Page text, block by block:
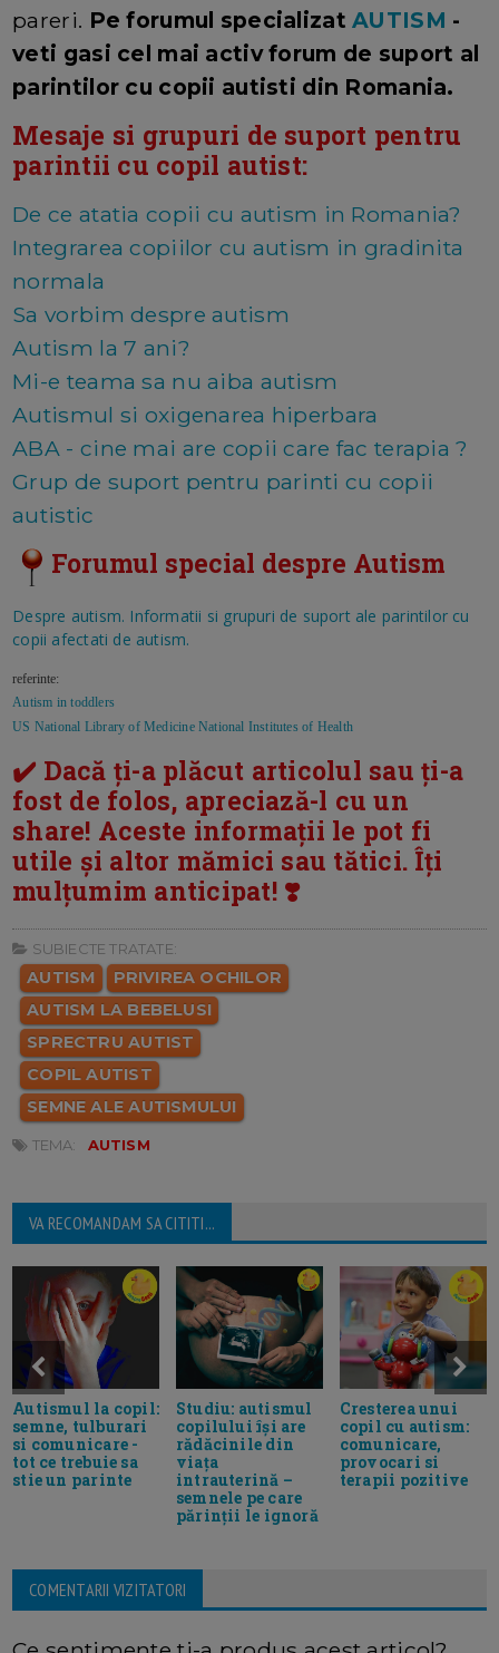
pareri. Pe forumul specializatAUTISM -
veti gasi cel mai activ forum de suport al
parintilor cu copii autisti din Romania.
Mesaje si grupuri de suport pentru
parintii cu copil autist:
De ce atatia copii cu autism in Romania?
Integrarea copiilor cu autism in gradinita
normala
Sa vorbim despre autism
Autism la 7 ani?
Mi-e teama sa nu aiba autism
Autismul si oxigenarea hiperbara
ABA - cine mai are copii care fac terapia ?
Grup de suport pentru parinti cu copii
autistic
Forumul special despre Autism
Despre autism. Informatii si grupuri de suport ale parintilor cu
copii afectati de autism.
referinte:
Autism in toddlers
US National Library of Medicine National Institutes of Health
✔️ Dacă ți-a plăcut articolul sau ți-a
fost de folos, apreciază-l cu un
share! Aceste informații le pot fi
utile și altor mămici sau tătici. Îți
mulțumim anticipat! ❣️
SUBIECTE TRATATE:
AUTISM
PRIVIREA OCHILOR
AUTISM LA BEBELUSI
SPRECTRU AUTIST
COPIL AUTIST
SEMNE ALE AUTISMULUI
TEMA: AUTISM
VA RECOMANDAM SA CITITI...
Autismul la copil:
semne, tulburari
si comunicare -
tot ce trebuie sa
stie un parinte
Studiu: autismul
copilului își are
rădăcinile din
viața
intrauterină –
semnele pe care
părinții le ignoră
Cresterea unui
copil cu autism:
comunicare,
provocari si
terapii pozitive
COMENTARII VIZITATORI